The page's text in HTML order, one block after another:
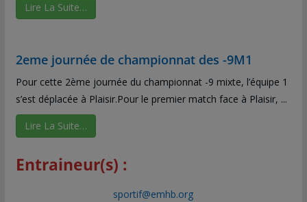
Lire La Suite…
2eme journée de championnat des -9M1
Pour cette 2ème journée du championnat -9 mixte, l’équipe 1
s’est déplacée à Plaisir.Pour le premier match face à Plaisir, ...
Lire La Suite…
Entraineur(s) :
sportif@emhb.org